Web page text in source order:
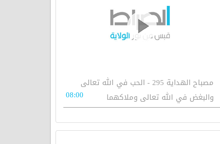
مصباح الهداية 295 - الحب في الله تعالى
والبغض في الله تعالى وملاكهما
08:00